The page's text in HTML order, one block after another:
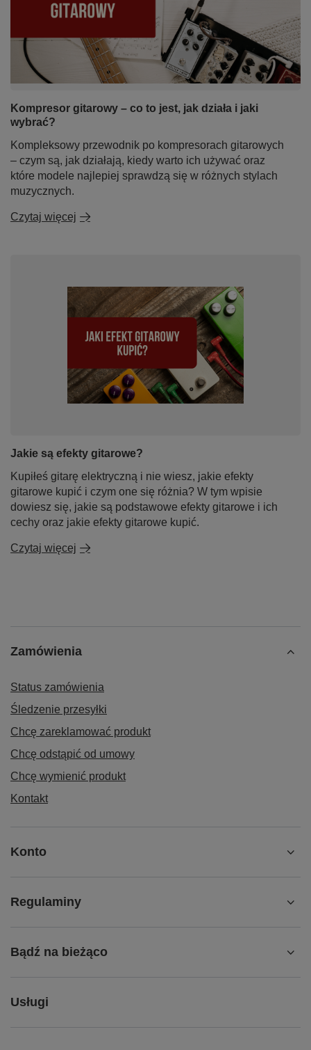
Kompresor gitarowy – co to jest, jak działa i jaki
wybrać?
Kompleksowy przewodnik po kompresorach gitarowych
– czym są, jak działają, kiedy warto ich używać oraz
które modele najlepiej sprawdzą się w różnych stylach
muzycznych.
Czytaj więcej
Jakie są efekty gitarowe?
Kupiłeś gitarę elektryczną i nie wiesz, jakie efekty
gitarowe kupić i czym one się różnia? W tym wpisie
dowiesz się, jakie są podstawowe efekty gitarowe i ich
cechy oraz jakie efekty gitarowe kupić.
Czytaj więcej
Zamówienia
Status zamówienia
Śledzenie przesyłki
Chcę zareklamować produkt
Chcę odstąpić od umowy
Chcę wymienić produkt
Kontakt
Konto
Regulaminy
Bądź na bieżąco
Usługi